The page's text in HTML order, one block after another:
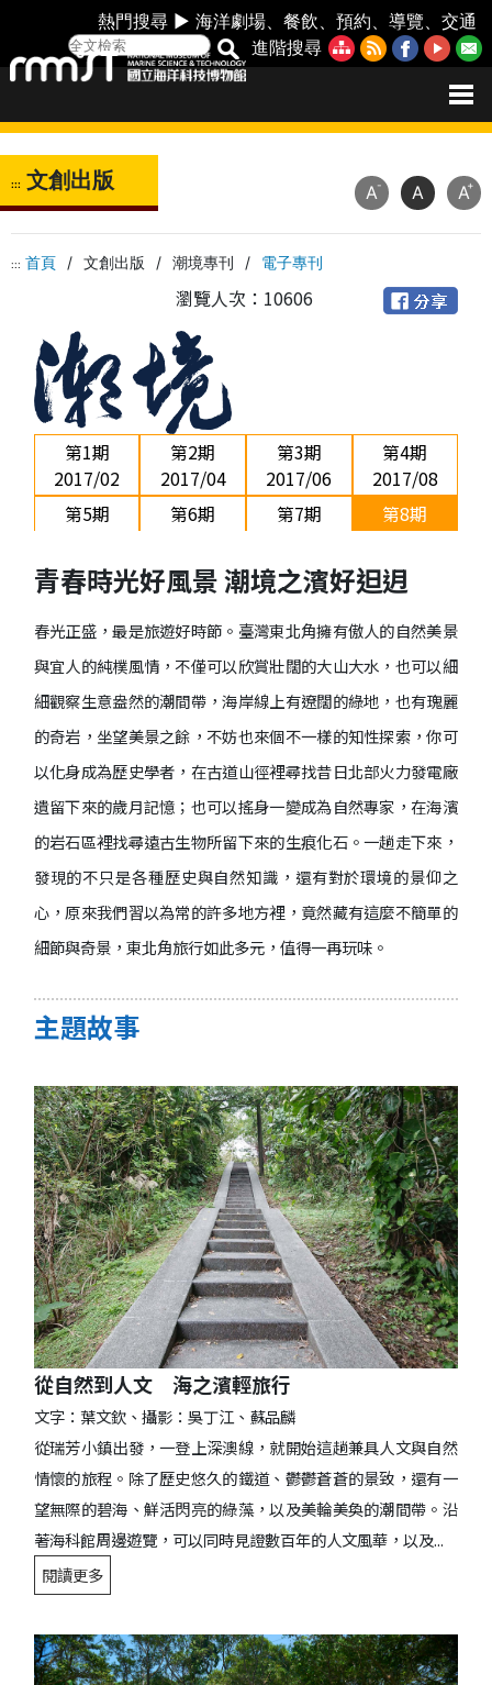
熱門搜尋 ►海洋劇場 、餐飲 、預約 、導覽 、交通
進階搜尋
::: 文創出版
::: 首頁 / 文創出版 / 潮境專刊 / 電子專刊
A- A A+
瀏覽人次：10606
第1期
2017/02
第2期
2017/04
第3期
2017/06
第4期
2017/08
第5期
第6期
第7期
第8期
2018/4
第9期
2018/06
第10期
2018/08
第11期
2018/10
第12期
2018/12
青春時光好風景 潮境之濱好𨑨迌
春光正盛，最是旅遊好時節。臺灣東北角擁有傲人的自然美景
與宜人的純樸風情，不僅可以欣賞壯闊的大山大水，也可以細
細觀察生意盎然的潮間帶，海岸線上有遼闊的綠地，也有瑰麗
的奇岩，坐望美景之餘，不妨也來個不一樣的知性探索，你可
以化身成為歷史學者，在古道山徑裡尋找昔日北部火力發電廠
遺留下來的歲月記憶；也可以搖身一變成為自然專家，在海濱
的岩石區裡找尋遠古生物所留下來的生痕化石。一趟走下來，
發現的不只是各種歷史與自然知識，還有對於環境的景仰之
心，原來我們習以為常的許多地方裡，竟然藏有這麼不簡單的
細節與奇景，東北角旅行如此多元，值得一再玩味。
主題故事
從自然到人文 海之濱輕旅行
文字：葉文欽、攝影：吳丁江、蘇品麟
從瑞芳小鎮出發，一登上深澳線，就開始這趟兼具人文與自然
情懷的旅程。除了歷史悠久的鐵道、鬱鬱蒼蒼的景致，還有一
望無際的碧海、鮮活閃亮的綠藻，以及美輪美奐的潮間帶。沿
著海科館周邊遊覽，可以同時見證數百年的人文風華，以及...
閱讀更多